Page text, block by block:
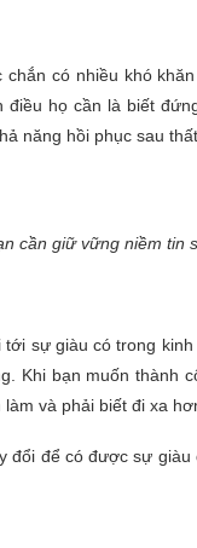
có nhiều khó
điều họ cần là biết
năng hồi phục sau
cần giữ vững niềm tin
sự giàu có trong
Khi bạn muốn thành
và phải biết đi xa
đổi để có được sự